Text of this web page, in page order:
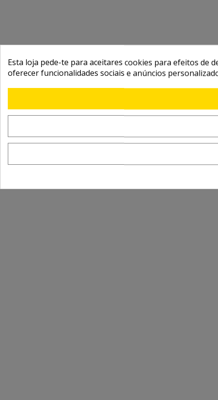
Esta loja pede-te para aceitares cookies para efeitos de
oferecer funcionalidades sociais e anúncios